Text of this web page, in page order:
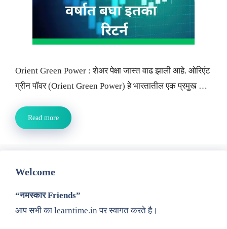
Orient Green Power : शेअर पेक्षा जास्त वाढ झाली आहे. ओरिएंट
ग्रीन पॉवर (Orient Green Power) हे भारतातील एक प्रमुख …
Read more
Welcome
“नमस्कार Friends”
आप सभी का learntime.in पर स्वागत करते है।